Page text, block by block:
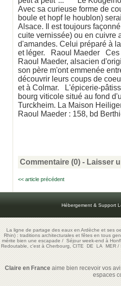
Avec sa curieuse forme de
boule et hopf le houblon)
Alsace. Il est toujours
cuite vernissée) ou en cuivre
d'amandes. Celui préparé à
et léger. Raoul Maeder Ces
Raoul Maeder, alsacien
son père m'ont emmenée
découvrir leurs coups de
et à Colmar. L'épicerie-
bourg viticole situé au fond
Turckheim. La Maison
Raoul Maeder : 158, bd
Commentaire (0) - Laisser
<< article précédent
Hébergement & Support
La ligne de partage des eaux en Ardèche et ses
Rhin) : traditions architecturales et fêtes en tous
mérite bien une escapade/Séjour week-end à
Redoutable, c'est à Cherbourg, CITE DE LA MER/
Claire en Franceaime bien recevoir vos
espaces